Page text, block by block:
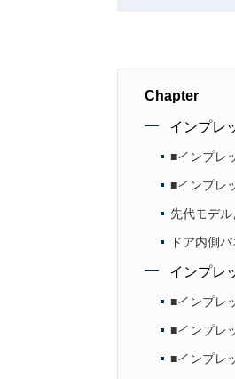
Chapter
インプレ
■インプレ
■インプレ
先代モデ
ドア内側
インプレ
■インプレ
■インプレ
■インプレ